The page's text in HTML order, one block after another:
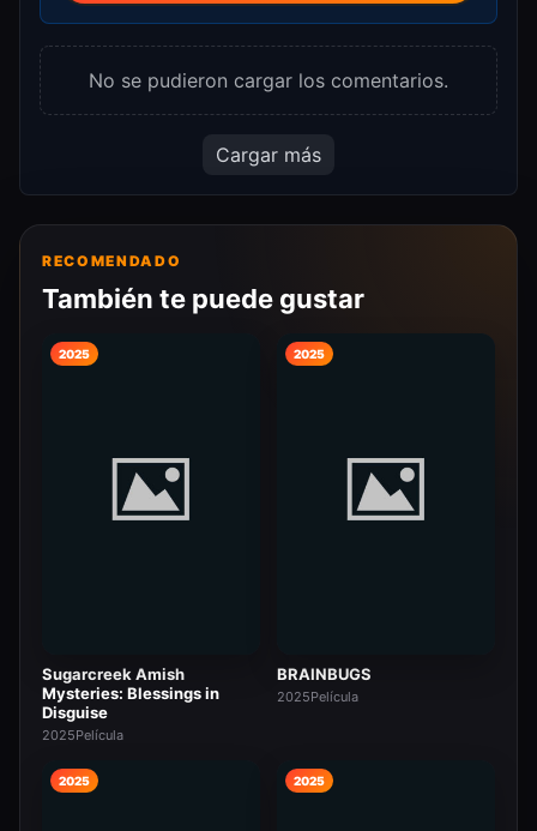
No se pudieron cargar los comentarios.
Cargar más
RECOMENDADO
También te puede gustar
2025
Sugarcreek Amish
Mysteries: Blessings in
Disguise
2025Película
2025
BRAINBUGS
2025Película
2025 2025